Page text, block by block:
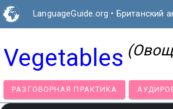
LanguageGuide.org • Британский
Vegetables
РАЗГОВОРНАЯ ПРАКТИКА